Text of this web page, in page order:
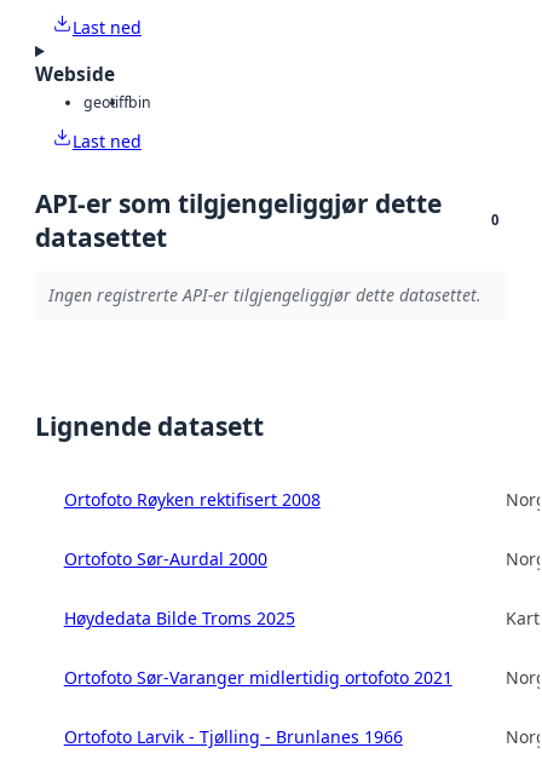
Last ned
Webside
geotiffbin
Last ned
API-er som tilgjengeliggjør dette
datasettet
0
Ingen registrerte API-er tilgjengeliggjør dette datasettet.
Lignende datasett
Ortofoto Røyken rektifisert 2008
Ortofoto Sør-Aurdal 2000
Høydedata Bilde Troms 2025
Ortofoto Sør-Varanger midlertidig ortofoto 2021
Ortofoto Larvik - Tjølling - Brunlanes 1966